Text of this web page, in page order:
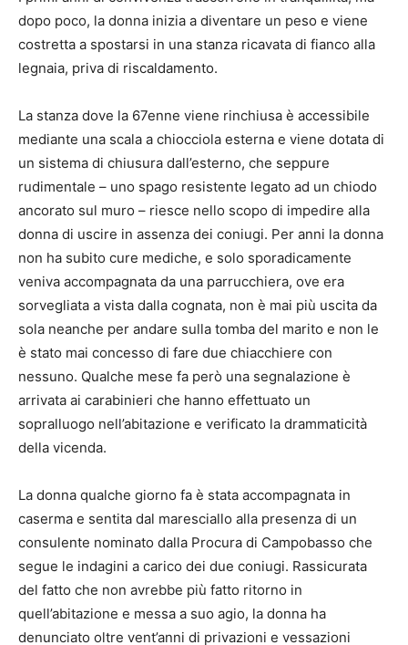
dopo poco, la donna inizia a diventare un peso e viene
costretta a spostarsi in una stanza ricavata di fianco alla
legnaia, priva di riscaldamento.
La stanza dove la 67enne viene rinchiusa è accessibile
mediante una scala a chiocciola esterna e viene dotata di
un sistema di chiusura dall’esterno, che seppure
rudimentale – uno spago resistente legato ad un chiodo
ancorato sul muro – riesce nello scopo di impedire alla
donna di uscire in assenza dei coniugi. Per anni la donna
non ha subito cure mediche, e solo sporadicamente
veniva accompagnata da una parrucchiera, ove era
sorvegliata a vista dalla cognata, non è mai più uscita da
sola neanche per andare sulla tomba del marito e non le
è stato mai concesso di fare due chiacchiere con
nessuno. Qualche mese fa però una segnalazione è
arrivata ai carabinieri che hanno effettuato un
sopralluogo nell’abitazione e verificato la drammaticità
della vicenda.
La donna qualche giorno fa è stata accompagnata in
caserma e sentita dal maresciallo alla presenza di un
consulente nominato dalla Procura di Campobasso che
segue le indagini a carico dei due coniugi. Rassicurata
del fatto che non avrebbe più fatto ritorno in
quell’abitazione e messa a suo agio, la donna ha
denunciato oltre vent’anni di privazioni e vessazioni